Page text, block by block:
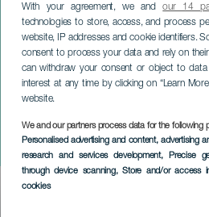
With your agreement, we andour 14
technologies to store, access, and process
website, IP addresses and cookie identifiers.
consent to process your data and rely on
can withdraw your consent or object to
interest at any time by clicking on “Learn
website.
We and our partners process data for the following
Personalised advertising and content, advertising
research and services development, Precise
through device scanning, Store and/or access
cookies
Son de Azúcar
LA PALMA
Imagen